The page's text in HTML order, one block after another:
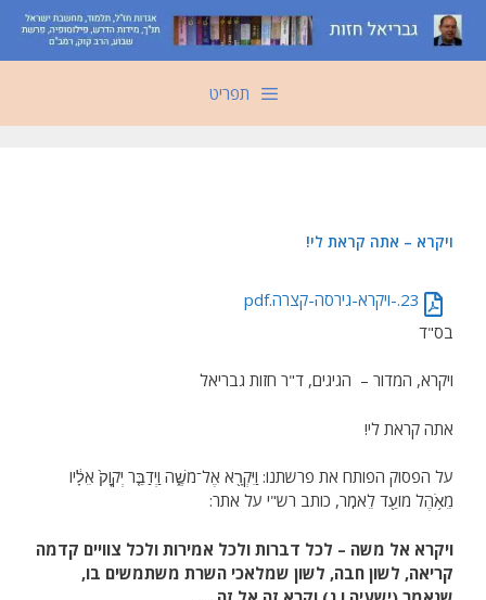
לדלג
לתוכן
תפריט
ויקרא – אתה קראת לי!
23.-ויקרא-גירסה-קצרה.pdf
בס"ד
ויקרא, המדור – הגיגים, ד"ר חזות גבריאל
אתה קראת לי!
על הפסוק הפותח את פרשתנו: וַיִּקְרָ֖א אֶל־מֹשֶׁ֑ה וַיְדַבֵּ֤ר יְקֹוָק֙ אֵלָ֔יו
מֵאֹ֥הֶל מוֹעֵ֖ד לֵאמֹֽר, כותב רש"י על אתר:
ויקרא אל משה – לכל דברות ולכל אמירות ולכל צוויים קדמה
קריאה, לשון חבה, לשון שמלאכי השרת משתמשים בו,